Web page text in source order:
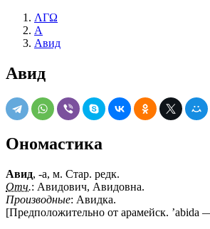
ΛΓΩ
А
Авид
Авид
Ономастика
Авид, -а, м. Стар. редк.
Отч.: Авидович, Авидовна.
Производные: Авидка.
[Предположительно от арамейск. ’abida